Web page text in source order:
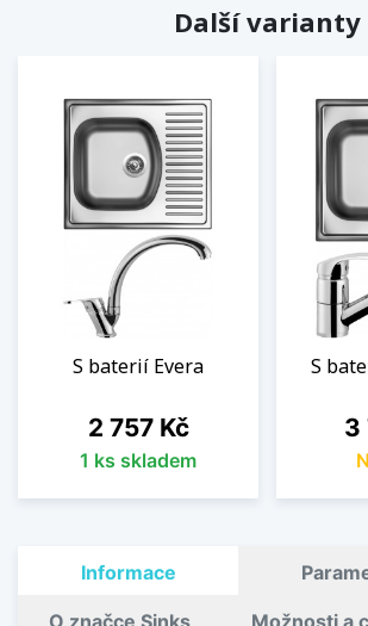
Další varianty
S baterií Evera
Cena
2 757 Kč
1 ks skladem
S
3
Informace
O značce Sinks Možnosti a